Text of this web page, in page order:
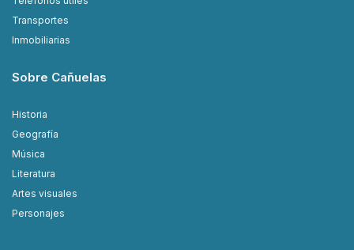
Transportes
Inmobiliarias
Sobre Cañuelas
Historia
Geografía
Música
Literatura
Artes visuales
Personajes